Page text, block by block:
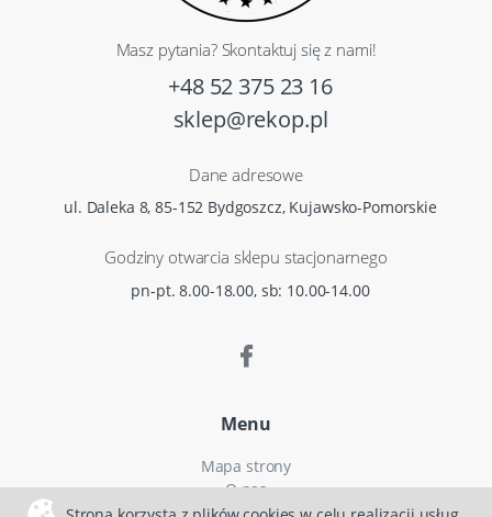
Masz pytania? Skontaktuj się z nami!
+48 52 375 23 16
sklep@rekop.pl
Dane adresowe
ul. Daleka 8, 85-152 Bydgoszcz, Kujawsko-Pomorskie
Godziny otwarcia sklepu stacjonarnego
pn-pt. 8.00-18.00, sb: 10.00-14.00
Menu
Mapa strony
O nas
Czas i koszty dostawy